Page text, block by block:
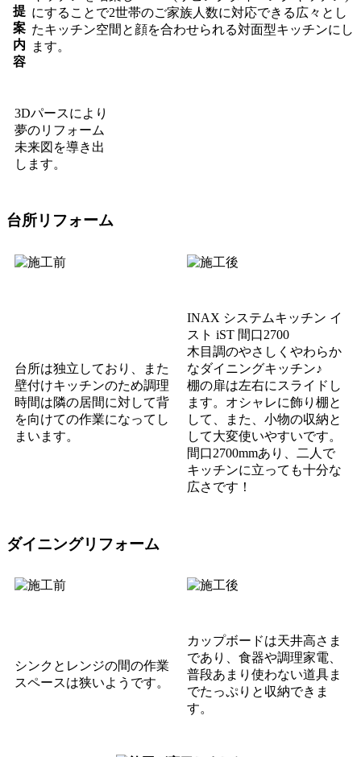
にすることで2世帯のご家族人数に対応できる広々とし
たキッチン空間と 顔を合わせられる対面型キッチンにし
ます。
3Dパースにより
夢のリフォーム
未来図を導き出
します。
台所リフォーム
台所は独立しており、また
壁付けキッチンのため調理
時間は隣の居間に対して背
を向けての作業になってし
まいます。
INAX システムキッチン イ
スト iST 間口2700
木目調のやさしくやわらか
なダイニングキッチン♪
棚の扉は左右にスライドし
ます。オシャレに飾り棚と
して、また、小物の収納と
して大変使いやすいです。
間口2700mmあり、二人で
キッチンに立っても十分な
広さです！
ダイニングリフォーム
シンクとレンジの間の作業
スペースは狭いようです。
カップボードは天井高さま
であり、 食器や調理家電、
普段あまり使わない道具ま
でたっぷりと収納できま
す。